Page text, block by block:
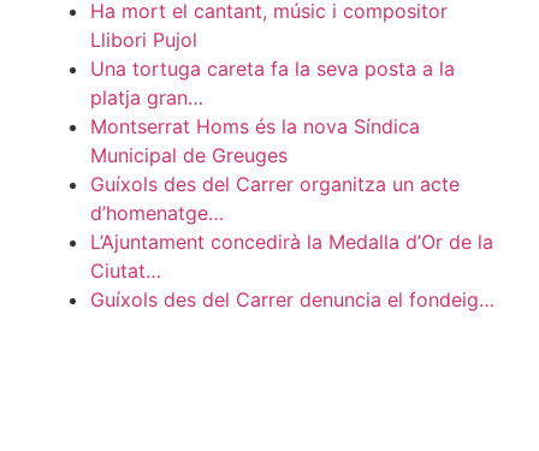
Ha mort el cantant, músic i compositor
Llibori Pujol
Una tortuga careta fa la seva posta a la
platja gran…
Montserrat Homs és la nova Síndica
Municipal de Greuges
Guíxols des del Carrer organitza un acte
d’homenatge…
L’Ajuntament concedirà la Medalla d’Or de la
Ciutat…
Guíxols des del Carrer denuncia el fondeig…